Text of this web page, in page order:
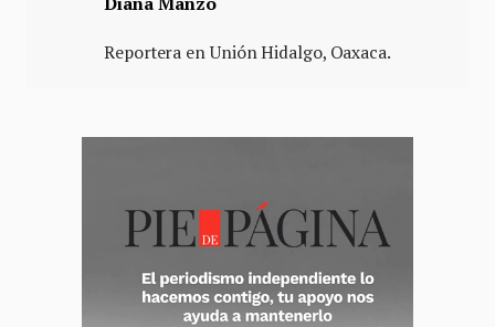
Reportera en Unión Hidalgo, Oaxaca.